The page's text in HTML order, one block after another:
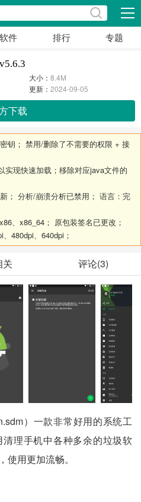
展开
软件 排行 专题
大小：8.4M
更新：2024-09-05
下载
； 禁用/删除了不需要的权限 + 接
实现快速加载；移除对应java文件的
； 分析/崩溃分析已禁用； 语言：完
、x86_64； 原包装签名已更改；
480dpi、640dpi；
关 评论(3)
）一款非常好用的系统工
理手机中各种多余的垃圾软
用更加流畅。